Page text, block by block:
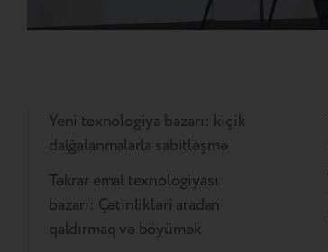
Yeni texnologiya bazarı: kiçik
dalğalanmalarla sabitləşmə
Təkrar emal texnologiyası
bazarı: Çətinlikləri aradan
qaldırmaq və böyümək